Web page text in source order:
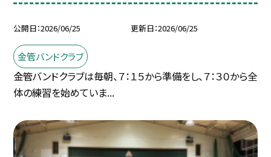
公開日 2026/06/25 更新日 2026/06/25
金管バンドクラブ
金管バンドクラブは毎朝、７：１５から準備をし、７：３０から全
体の練習を始めていま...